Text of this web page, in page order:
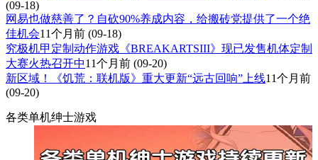
(09-18)
网易也做慈善了？自砍90%养成内容，给搬砖党提供了一个绝
佳机会11个月前 (09-18)
究极机甲定制动作游戏《BREAKARTSIII》现已发售机体定制
大赛火热召开中11个月前 (09-20)
新区域！《饥荒：联机版》重大更新“远古回响”上线11个月前
(09-20)
各类单机绅士游戏